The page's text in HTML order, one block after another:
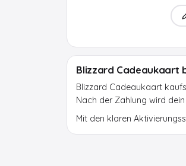
Blizzard Cadeaukaart
Blizzard Cadeaukaart
Nach der Zahlung wird
Mit den klaren